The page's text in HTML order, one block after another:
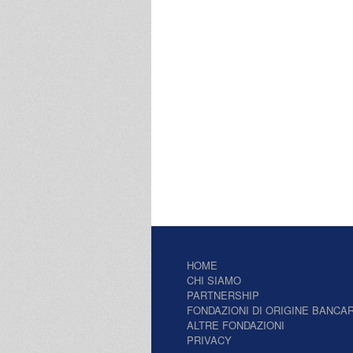
HOME
CHI SIAMO
PARTNERSHIP
FONDAZIONI DI ORIGINE
ALTRE FONDAZIONI
PRIVACY